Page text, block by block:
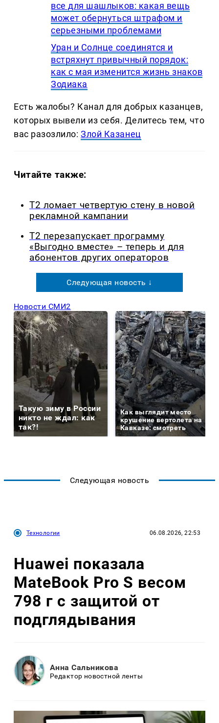
все для шашлыков: какая вещь
может обернуться штрафом и
серьезными проблемами
Уран и Солнце соединятся и
встряхнут привычный порядок:
как с мая изменится жизнь знаков
Зодиака
Есть жалобы? Канал для добрых казанцев,
которых вывели из себя. Делитеcь тем, что
вас разозлило:Злой Казанец
Читайте также:
Т2 ломает четвертую стену в новой
рекламной кампании
Т2 перезапускает программу
«Выгодно вместе» – теперь и для
абонентов других операторов
Следующая новость ↓
Новости СМИ2
Такую зиму в России
никто не ждал: как
так?!
Как выглядит место
крушение вертолета на
Кавказе: смотреть
Следующая новость
Технологии 06.08.2026, 22:53
Huawei показала
MateBook Pro S весом
798 г с защитой от
подглядывания
Анна Сальникова
Редактор новостной ленты